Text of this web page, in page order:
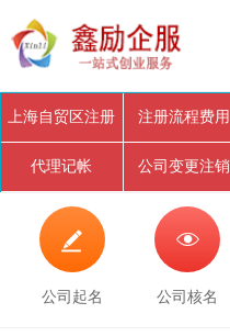
上海自贸区注册 注册流程费用
代理记帐 公司变更注销

公司起名

公司核名